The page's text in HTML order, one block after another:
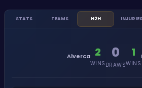
STATS TEAMS H2H INJURIES
Alverca 2
WINS
0
DRAWS
1
WINS